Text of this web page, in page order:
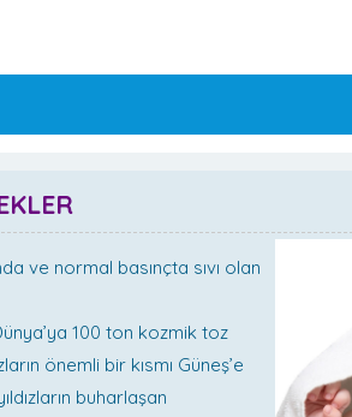
ve normal basınçta sıvı olan
100 ton kozmik toz
önemli bir kısmı Güneş’e
buharlaşan